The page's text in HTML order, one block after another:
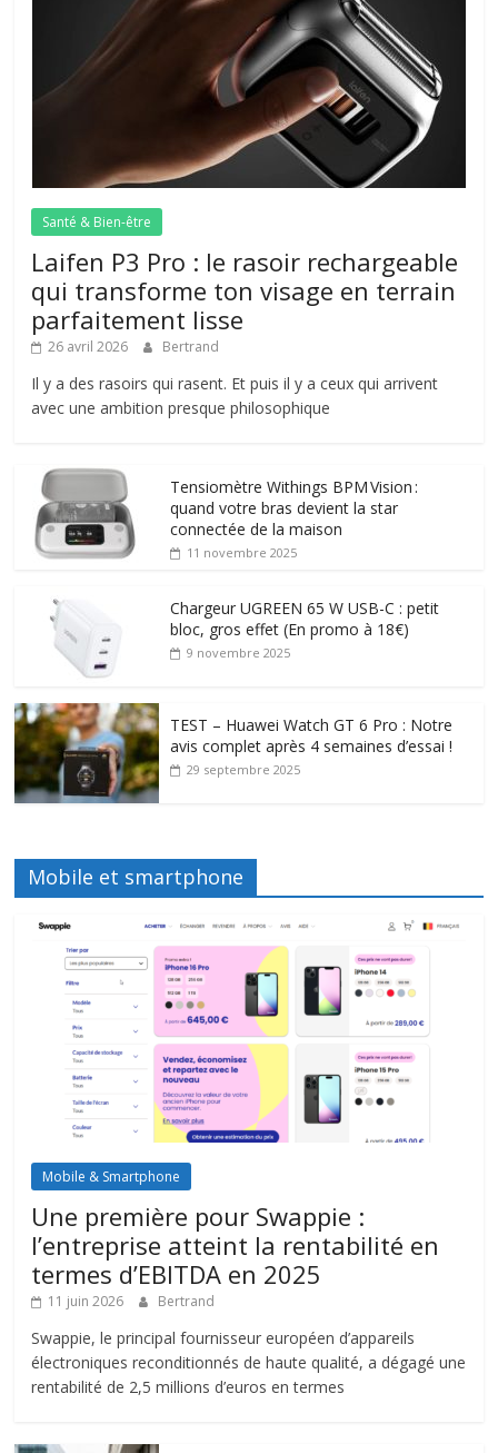
Santé & Bien-être
Laifen P3 Pro : le rasoir rechargeable
qui transforme ton visage en terrain
parfaitement lisse
26 avril 2026 Bertrand
Il y a des rasoirs qui rasent. Et puis il y a ceux qui arrivent
avec une ambition presque philosophique
Tensiomètre Withings BPM Vision :
quand votre bras devient la star
connectée de la maison
11 novembre 2025
Chargeur UGREEN 65 W USB-C : petit
bloc, gros effet (En promo à 18€)
9 novembre 2025
TEST – Huawei Watch GT 6 Pro : Notre
avis complet après 4 semaines d’essai !
29 septembre 2025
Mobile et smartphone
Mobile & Smartphone
Une première pour Swappie :
l’entreprise atteint la rentabilité en
termes d’EBITDA en 2025
11 juin 2026 Bertrand
Swappie, le principal fournisseur européen d’appareils
électroniques reconditionnés de haute qualité, a dégagé une
rentabilité de 2,5 millions d’euros en termes